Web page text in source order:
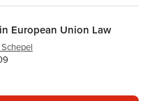
European Union Law